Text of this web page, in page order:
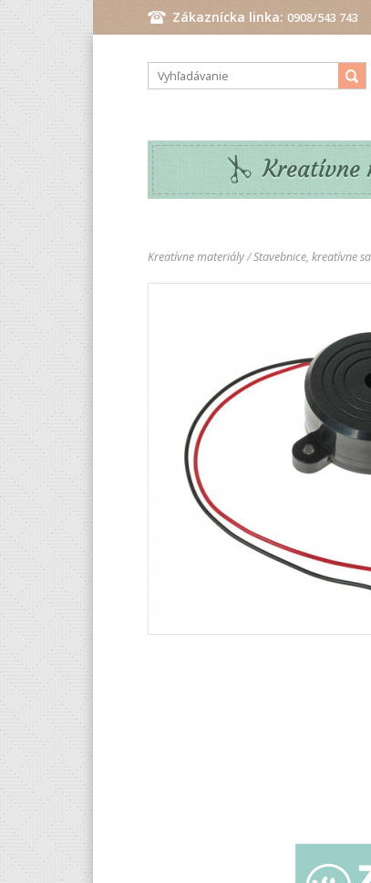
Zákaznícka linka: 0908/543 743
Kreatívne
Kreatívne materiály/Stavebnice, kreatívne